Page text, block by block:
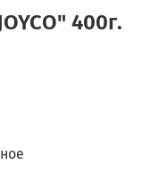
400г.